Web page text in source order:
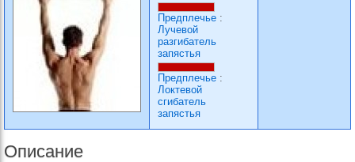
Предплечье :
Лучевой
разгибатель
запястья
Предплечье :
Локтевой
сгибатель
запястья
Описание